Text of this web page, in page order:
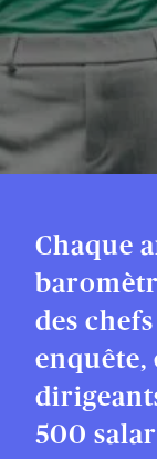
Chaque
des
enquête,
500